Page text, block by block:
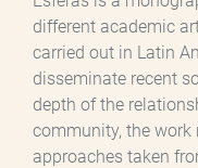
different academic
carried out in Latin
disseminate recent
depth of the
community, the
approaches taken